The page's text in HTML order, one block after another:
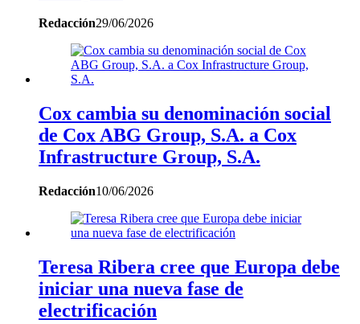
Redacción29/06/2026
Cox cambia su denominación social
de Cox ABG Group, S.A. a Cox
Infrastructure Group, S.A.
Redacción10/06/2026
Teresa Ribera cree que Europa debe
iniciar una nueva fase de
electrificación